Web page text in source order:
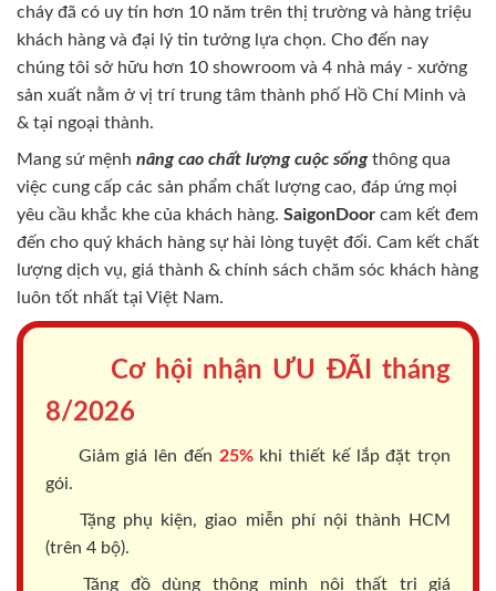
cháy đã có uy tín hơn 10 năm trên thị trường và hàng triệu
khách hàng và đại lý tin tưởng lựa chọn. Cho đến nay
chúng tôi sở hữu hơn 10 showroom và 4 nhà máy - xưởng
sản xuất nằm ở vị trí trung tâm thành phố Hồ Chí Minh và
& tại ngoại thành.
Mang sứ mệnh nâng cao chất lượng cuộc sốngthông qua
việc cung cấp các sản phẩm chất lượng cao, đáp ứng mọi
yêu cầu khắc khe của khách hàng. SaigonDoor cam kết đem
đến cho quý khách hàng sự hài lòng tuyệt đối. Cam kết chất
lượng dịch vụ, giá thành & chính sách chăm sóc khách hàng
luôn tốt nhất tại Việt Nam.
Cơ hội nhận ƯU ĐÃI tháng
8/2026
Giảm giá lên đến 25%khi thiết kế lắp đặt trọn
gói.
Tặng phụ kiện, giao miễn phí nội thành HCM
(trên 4 bộ).
Tặng đồ dùng thông minh nội thất trị giá